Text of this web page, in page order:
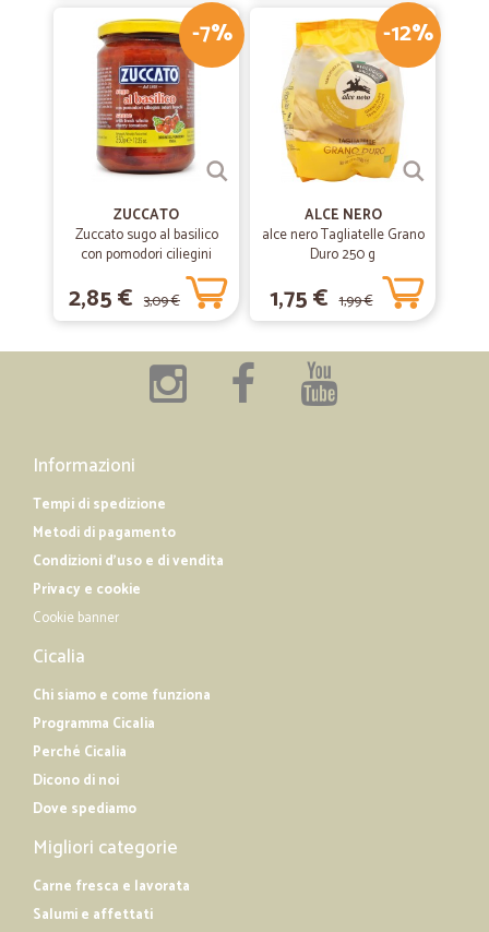
-7%
ZUCCATO
Zuccato sugo al basilico
con pomodori ciliegini
interi freschi gr.370
2,85 € 3,09 €
-12%
ALCE NERO
alce nero Tagliatelle Grano
Duro 250 g
1,75 € 1,99 €
Informazioni
Tempi di spedizione
Metodi di pagamento
Condizioni d'uso e di vendita
Privacy e cookie
Cookie banner
Cicalia
Chi siamo e come funziona
Programma Cicalia
Perché Cicalia
Dicono di noi
Dove spediamo
Migliori categorie
Carne fresca e lavorata
Salumi e affettati